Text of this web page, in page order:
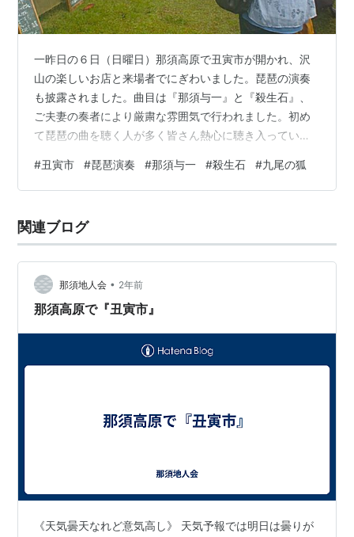
一昨日の６日（日曜日）那須高原で丑寅市が開かれ、沢
山の楽しいお店と来場者でにぎわいました。琵琶の演奏
も披露されました。曲目は『那須与一』と『殺生石』、
ご夫妻の奏者により厳粛な雰囲気で行われました。初め
て琵琶の曲を聴く人が多く皆さん熱心に聴き入っていま
で琵琶演奏の機会を作っていきたいと思います。
#丑寅市 #琵琶演奏 #那須与一 #殺生石 #九尾の狐
関連ブログ
那須地人会 • 2年前
那須高原で『丑寅市』
《天気曇天なれど意気高し》 天気予報では明日は曇りが